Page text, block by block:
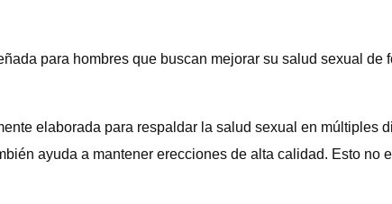
para hombres que buscan mejorar su salud sexual de
elaborada para respaldar la salud sexual en múltiples
ayuda a mantener erecciones de alta calidad. Esto no